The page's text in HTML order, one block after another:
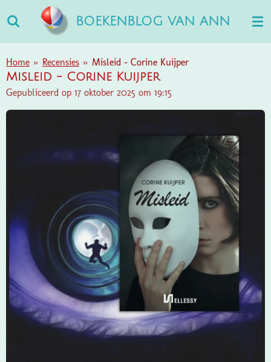
direct
naar
de
hoofdinhoud
BOEKENBLOG VAN ANN
Home » Recensies » Misleid - Corine Kuijper
Misleid - Corine Kuijper
Gepubliceerd op 17 oktober 2025 om 19:15